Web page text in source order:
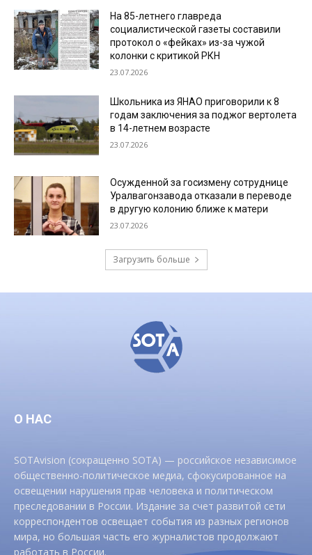
На 85-летнего главреда
социалистической газеты составили
протокол о «фейках» из-за чужой
колонки с критикой РКН
23.07.2026
Школьника из ЯНАО приговорили к 8
годам заключения за поджог вертолета
в 14-летнем возрасте
23.07.2026
Осужденной за госизмену сотруднице
Уралвагонзавода отказали в переводе
в другую колонию ближе к матери
23.07.2026
Загрузить больше
О НАС
SOTAvision (сокращенно SOTA) — российское независимое
общественно-политическое медиа, сфокусированное на
освещении нарушения прав человека и политическом
преследовании в России. Издание за счет развитой сети
корреспондентов освещает события из разных регионов
мира, но большая часть его журналистов продолжают
работать в России.